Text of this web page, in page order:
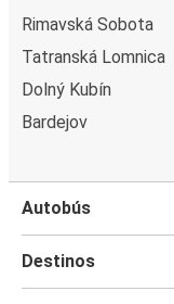
Rimavská Sobota
Tatranská Lomnica
Dolný Kubín
Bardejov
Autobús
Destinos